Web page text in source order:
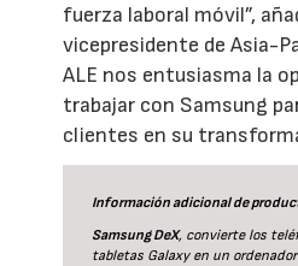
fuerza laboral móvil”,
vicepresidente de Asia-
ALE nos entusiasma la
trabajar con Samsung
clientes en su
Información adicional de
Samsung DeX, convierte los
tabletas Galaxy en un